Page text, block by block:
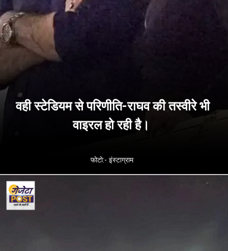
वही स्टेडियम से परिणीति-राघव की तस्वीरे भी
वाइरल हो रही है।
फोटो:- इंस्टाग्राम